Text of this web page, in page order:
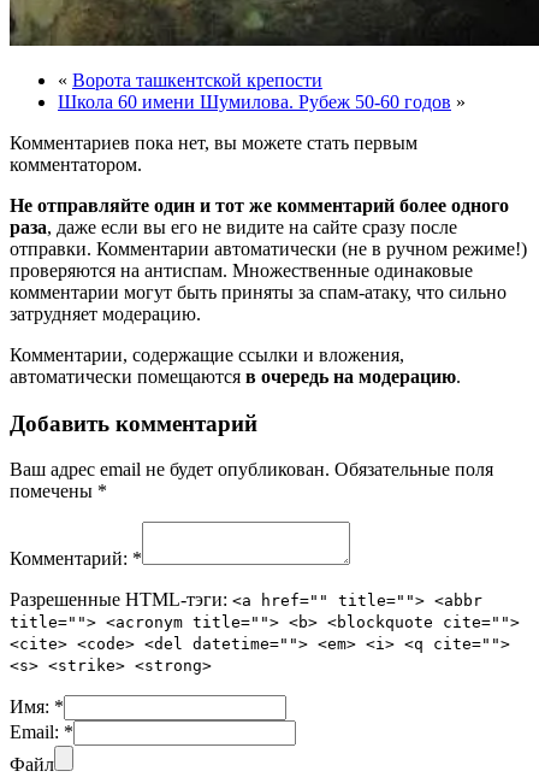
« Ворота ташкентской крепости
Школа 60 имени Шумилова. Рубеж 50-60 годов »
Комментариев пока нет, вы можете стать первым
комментатором.
Не отправляйте один и тот же комментарий более одного
раза, даже если вы его не видите на сайте сразу после
отправки. Комментарии автоматически (не в ручном режиме!)
проверяются на антиспам. Множественные одинаковые
комментарии могут быть приняты за спам-атаку, что сильно
затрудняет модерацию.
Комментарии, содержащие ссылки и вложения,
автоматически помещаются в очередь на модерацию.
Добавить комментарий
Ваш адрес email не будет опубликован. Обязательные поля
помечены *
Комментарий: *
Разрешенные HTML-тэги: <a href="" title=""> <abbr
title=""> <acronym title=""> <b> <blockquote cite="">
<cite> <code> <del datetime=""> <em> <i> <q cite="">
<s> <strike> <strong>
Имя: *
Email: *
Файл